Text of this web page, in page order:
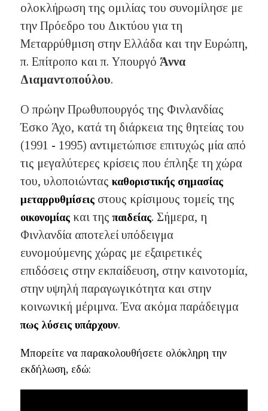
ολοκλήρωση της ομιλίας του συνομίλησε με
την Πρόεδρο του Δικτύου για τη
Μεταρρύθμιση στην Ελλάδα και την Ευρώπη,
π. Επίτροπο και π. Υπουργό Άννα
Διαμαντοπούλου.
Ο πρώην Πρωθυπουργός της Φινλανδίας
Έσκο Άχο, κατά τη διάρκεια της θητείας του
(1991 - 1995) αντιμετώπισε επιτυχώς μία από
τις μεγαλύτερες κρίσεις που έπληξε τη χώρα
του, υλοποιώντας καθοριστικής σημασίας
μεταρρυθμίσειςστους κρίσιμους τομείς της
οικονομίαςκαι της παιδείας. Σήμερα, η
Φινλανδία αποτελεί υπόδειγμα
ευνομούμενης χώρας με εξαιρετικές
επιδόσεις στην εκπαίδευση, στην καινοτομία,
στην υψηλή παραγωγικότητα και στην
κοινωνική μέριμνα. Ένα ακόμα παράδειγμα
πως λύσεις υπάρχουν.
Μπορείτε να παρακολουθήσετε ολόκληρη την
εκδήλωση, εδώ: